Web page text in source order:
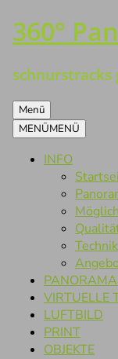
Zum
Inhalt
360°
Menü
MENÜMENÜ
INFO
Technik
VIRTUELLE
LUFTBILD
PRINT
OBJEKTE